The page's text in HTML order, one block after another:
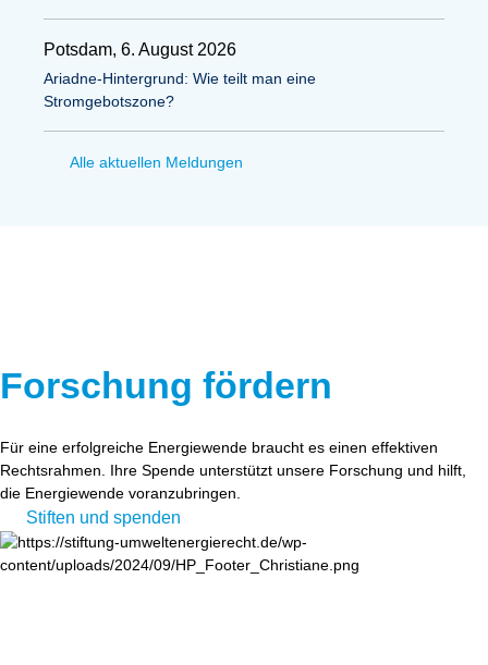
Potsdam, 6. August 2026
Ariadne-Hintergrund: Wie teilt man eine
Stromgebotszone?
Alle aktuellen Meldungen
Forschung fördern
Für eine erfolgreiche Energiewende braucht es einen effektiven
Rechtsrahmen. Ihre Spende unterstützt unsere Forschung und hilft,
die Energiewende voranzubringen.
Stiften und spenden